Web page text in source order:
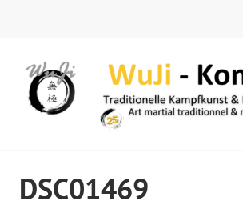
DSC01469